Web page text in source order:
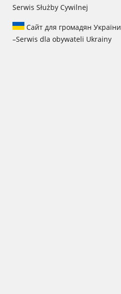
Serwis Służby Cywilnej
Сайт для громадян України
–Serwis dla obywateli Ukrainy